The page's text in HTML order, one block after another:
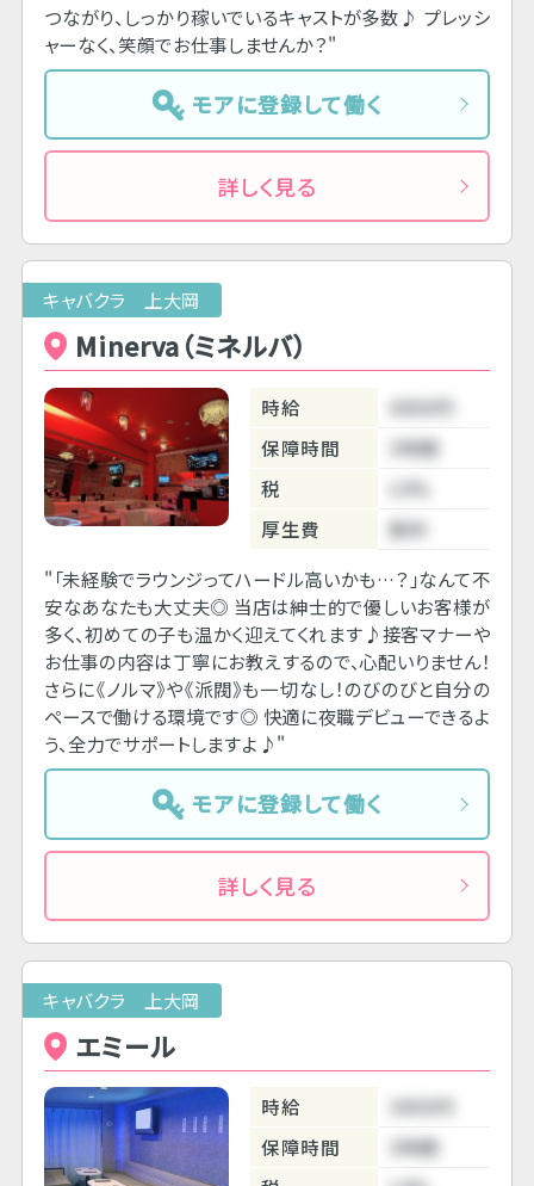
つながり、しっかり稼いでいるキャストが多数♪ プレッシ
ャーなく、笑顔でお仕事しませんか？"
モアに登録して働く
詳しく見る
キャバクラ 上大岡
Minerva（ミネルバ）
時給
4000円
保障時間
3時間
税
10%
厚生費
無料
"「未経験でラウンジってハードル高いかも…？」なんて不
安なあなたも大丈夫◎ 当店は紳士的で優しいお客様が
多く、初めての子も温かく迎えてくれます♪接客マナーや
お仕事の内容は丁寧にお教えするので、心配いりません！
さらに《ノルマ》や《派閥》も一切なし！のびのびと自分の
ペースで働ける環境です◎ 快適に夜職デビューできるよ
う、全力でサポートしますよ♪"
モアに登録して働く
詳しく見る
キャバクラ 上大岡
エミール
時給
3800円
保障時間
3時間